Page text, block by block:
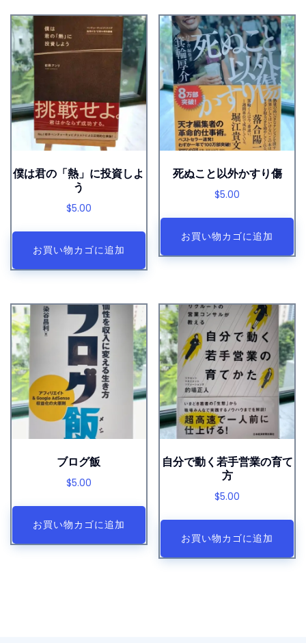
僕は君の「熱」に投資しよ
う
$5.00
お買い物カゴに追加
死ぬこと以外かすり傷
$5.00
お買い物カゴに追加
ブログ飯
$5.00
お買い物カゴに追加
自分で動く若手営業の育て
方
$5.00
お買い物カゴに追加